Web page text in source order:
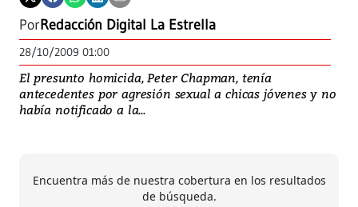
PorRedacción Digital La Estrella
28/10/2009 01:00
El presunto homicida, Peter Chapman, tenía
antecedentes por agresión sexual a chicas jóvenes y no
había notificado a la...
Encuentra más de nuestra cobertura en los resultados
de búsqueda.